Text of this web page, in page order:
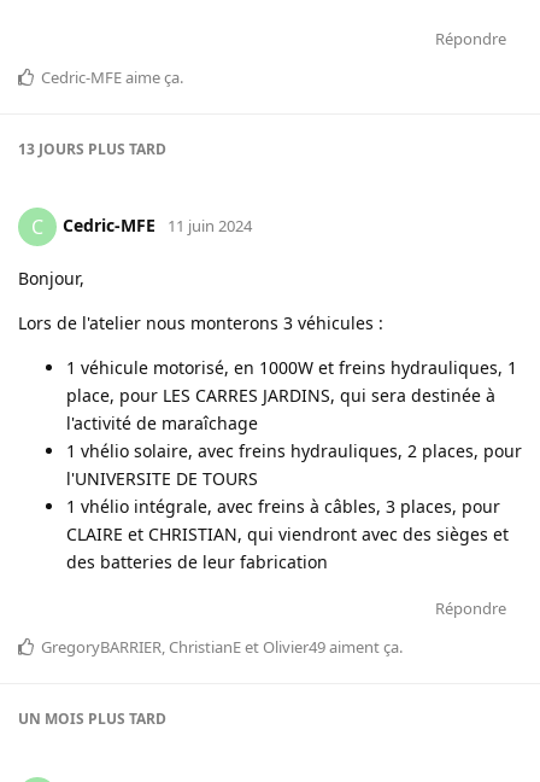
Répondre
Cedric-MFEaime ça.
13 JOURS PLUS TARD
C Cedric-MFE 11 juin 2024
Bonjour,
Lors de l'atelier nous monterons 3 véhicules :
1 véhicule motorisé, en 1000W et freins hydrauliques, 1
place, pour LES CARRES JARDINS, qui sera destinée à
l'activité de maraîchage
1 vhélio solaire, avec freins hydrauliques, 2 places, pour
l'UNIVERSITE DE TOURS
1 vhélio intégrale, avec freins à câbles, 3 places, pour
CLAIRE et CHRISTIAN, qui viendront avec des sièges et
des batteries de leur fabrication
Répondre
GregoryBARRIER, ChristianEet Olivier49aiment ça.
UN MOIS PLUS TARD